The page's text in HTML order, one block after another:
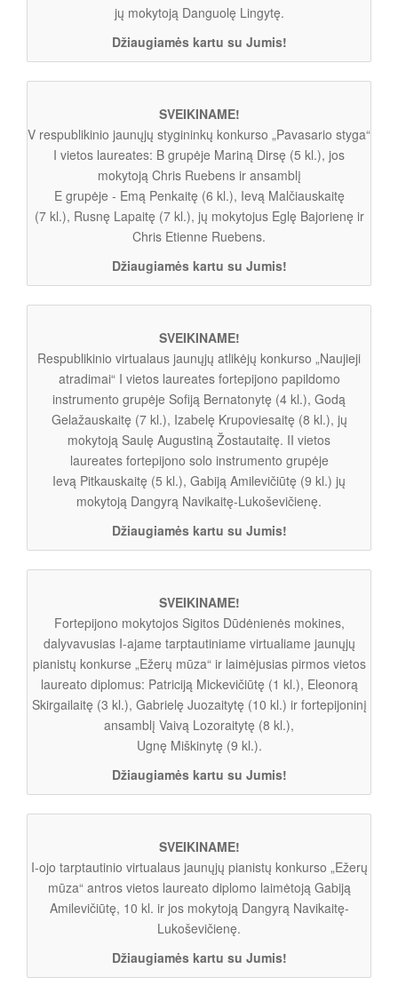
jų mokytoją Danguolę Lingytę.
Džiaugiamės kartu su Jumis!
SVEIKINAME!
V respublikinio jaunųjų stygininkų konkurso „Pavasario styga“
I vietos laureates: B grupėje Mariną Dirsę (5 kl.), jos
mokytoją Chris Ruebens ir ansamblį
E grupėje - Emą Penkaitę (6 kl.), Ievą Malčiauskaitę
(7 kl.), Rusnę Lapaitę (7 kl.), jų mokytojus Eglę Bajorienę ir
Chris Etienne Ruebens.
Džiaugiamės kartu su Jumis!
SVEIKINAME!
Respublikinio virtualaus jaunųjų atlikėjų konkurso „Naujieji
atradimai“ I vietos laureates fortepijono papildomo
instrumento grupėje Sofiją Bernatonytę (4 kl.), Godą
Gelažauskaitę (7 kl.), Izabelę Krupoviesaitę (8 kl.), jų
mokytoją Saulę Augustiną Žostautaitę. II vietos
laureates fortepijono solo instrumento grupėje
Ievą Pitkauskaitę (5 kl.), Gabiją Amilevičiūtę (9 kl.) jų
mokytoją Dangyrą Navikaitę-Lukoševičienę.
Džiaugiamės kartu su Jumis!
SVEIKINAME!
Fortepijono mokytojos Sigitos Dūdėnienės mokines,
dalyvavusias I-ajame tarptautiniame virtualiame jaunųjų
pianistų konkurse „Ežerų mūza“ ir laimėjusias pirmos vietos
laureato diplomus: Patriciją Mickevičiūtę (1 kl.), Eleonorą
Skirgailaitę (3 kl.), Gabrielę Juozaitytę (10 kl.) ir fortepijoninį
ansamblį Vaivą Lozoraitytę (8 kl.),
Ugnę Miškinytę (9 kl.).
Džiaugiamės kartu su Jumis!
SVEIKINAME!
I-ojo tarptautinio virtualaus jaunųjų pianistų konkurso „Ežerų
mūza“ antros vietos laureato diplomo laimėtoją Gabiją
Amilevičiūtę, 10 kl. ir jos mokytoją Dangyrą Navikaitę-
Lukoševičienę.
Džiaugiamės kartu su Jumis!